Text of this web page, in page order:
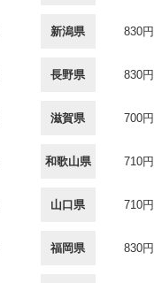
新潟県 830円
長野県 830円
滋賀県 700円
和歌山県 710円
山口県 710円
福岡県 830円